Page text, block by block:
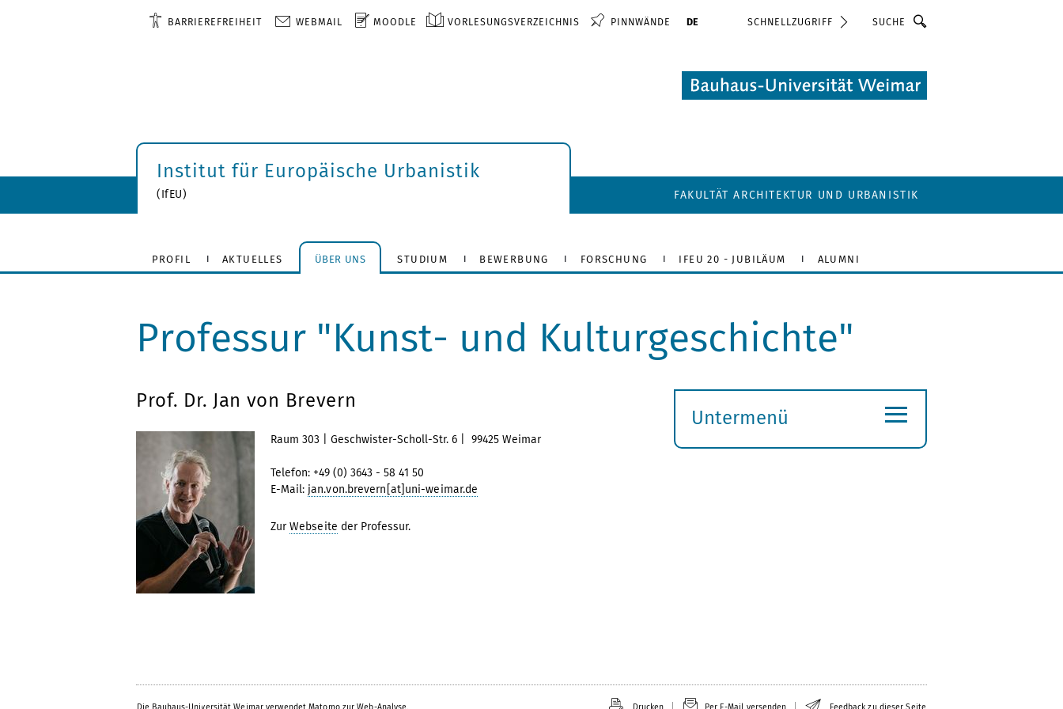
BARRIEREFREIHEIT WEBMAIL MOODLE VORLESUNGSVERZEICHNIS PINNWÄNDE DE SCHNELLZUGRIFF Suche
Institut für Europäische Urbanistik
(IfEU) FAKULTÄT ARCHITEKTUR UND URBANISTIK
PROFIL AKTUELLES ÜBER UNS STUDIUM BEWERBUNG FORSCHUNG IFEU 20 - JUBILÄUM ALUMNI
Professur "Kunst- und Kulturgeschichte"
Prof. Dr. Jan von Brevern
Raum 303 | Geschwister-Scholl-Str. 6 | 99425 Weimar
Telefon: +49 (0) 3643 - 58 41 50
E-Mail: jan.von.brevern[at]uni-weimar.de
ZurWebseite der Professur.
Untermenü
≡
Die Bauhaus-Universität Weimar verwendet Matomo zur Web-Analyse. Drucken Per E-Mail versenden Feedback zu dieser Seite